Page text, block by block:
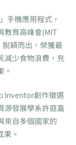
手機應用程式，
教育高峰會(MIT
穎而出，榮獲最
減少食物浪費，充
。
Inventor創作徵選
源發展學系許庭嘉
來自多個國家的
。